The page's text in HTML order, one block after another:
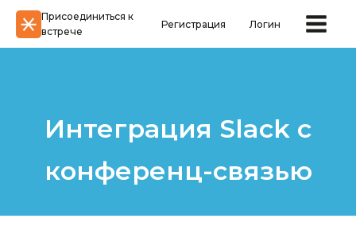
Присоединиться к
встрече
Регистрация Логин
Интеграция Slack с
конференц-связью